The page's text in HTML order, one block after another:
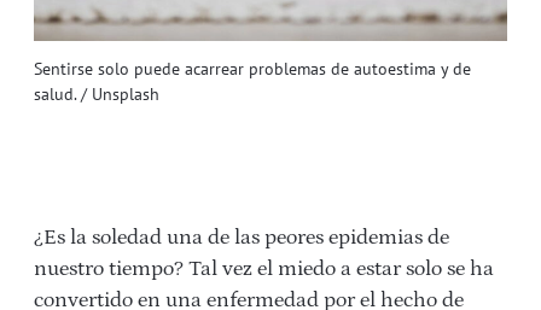
Sentirse solo puede acarrear problemas de autoestima y de
salud. / Unsplash
¿Es la soledad una de las peores epidemias de
nuestro tiempo? Tal vez el miedo a estar solo se ha
convertido en una enfermedad por el hecho de